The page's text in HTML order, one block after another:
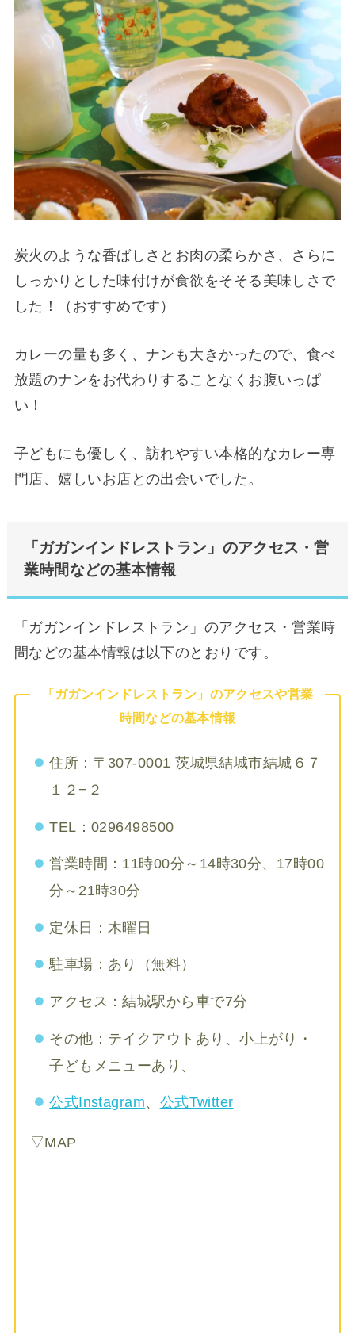
炭火のような香ばしさとお肉の柔らかさ、さらに
しっかりとした味付けが食欲をそそる美味しさで
した！（おすすめです）
カレーの量も多く、ナンも大きかったので、食べ
放題のナンをお代わりすることなくお腹いっぱ
い！
子どもにも優しく、訪れやすい本格的なカレー専
門店、嬉しいお店との出会いでした。
「ガガンインドレストラン」のアクセス・営
業時間などの基本情報
「ガガンインドレストラン」のアクセス・営業時
間などの基本情報は以下のとおりです。
「ガガンインドレストラン」のアクセスや営業
時間などの基本情報
住所：〒307-0001 茨城県結城市結城６７
１２−２
TEL：0296498500
営業時間：11時00分～14時30分、17時00
分～21時30分
定休日：木曜日
駐車場：あり（無料）
アクセス：結城駅から車で7分
その他：テイクアウトあり、小上がり・
子どもメニューあり、
公式Instagram、 公式Twitter
▽MAP